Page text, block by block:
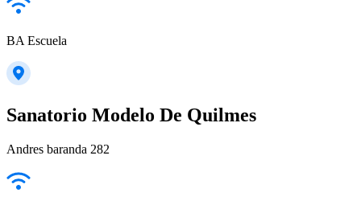
BA Escuela
Sanatorio Modelo De Quilmes
Andres baranda 282